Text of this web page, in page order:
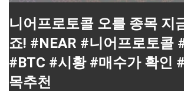
니어프로토콜 오를 종목 지
죠! #NEAR #니어프로토콜
#BTC #시황 #매수가 확인
목추천